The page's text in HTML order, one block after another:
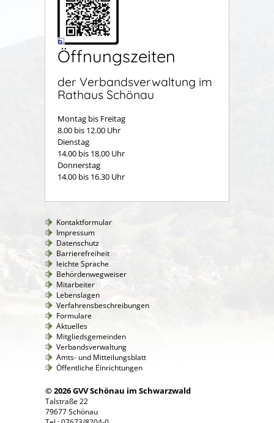
Öffnungszeiten
der Verbandsverwaltung im
Rathaus Schönau
Montag bis Freitag
8.00 bis 12.00 Uhr
Dienstag
14.00 bis 18.00 Uhr
Donnerstag
14.00 bis 16.30 Uhr
Kontaktformular
Impressum
Datenschutz
Barrierefreiheit
leichte Sprache
Behördenwegweiser
Mitarbeiter
Lebenslagen
Verfahrensbeschreibungen
Formulare
Aktuelles
Mitgliedsgemeinden
Verbandsverwaltung
Amts- und Mitteilungsblatt
Öffentliche Einrichtungen
© 2026 GVV Schönau im Schwarzwald
Talstraße 22
79677 Schönau